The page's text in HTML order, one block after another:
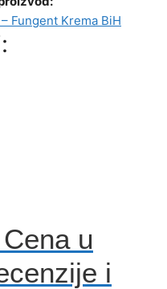
Fungent Krema BiH
u
i